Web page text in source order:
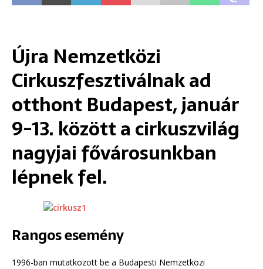
Újra Nemzetközi
Cirkuszfesztiválnak ad
otthont Budapest, január
9-13. között a cirkuszvilág
nagyjai fővárosunkban
lépnek fel.
Rangos esemény
1996-ban mutatkozott be a Budapesti Nemzetközi